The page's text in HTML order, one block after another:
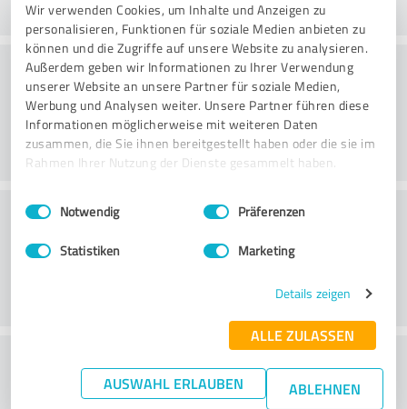
Wir verwenden Cookies, um Inhalte und Anzeigen zu
personalisieren, Funktionen für soziale Medien anbieten zu
können und die Zugriffe auf unsere Website zu analysieren.
Außerdem geben wir Informationen zu Ihrer Verwendung
unserer Website an unsere Partner für soziale Medien,
Werbung und Analysen weiter. Unsere Partner führen diese
Informationen möglicherweise mit weiteren Daten
zusammen, die Sie ihnen bereitgestellt haben oder die sie im
Rahmen Ihrer Nutzung der Dienste gesammelt haben.
Impressum Datenschutzbestimmungen
Einwilligungsauswahl
Notwendig Präferenzen
Statistiken Marketing
Details zeigen
ALLE ZULASSEN
AUSWAHL ERLAUBEN ABLEHNEN
Rådgivning
Kundservice
What do you think of the price to
performance ratio?